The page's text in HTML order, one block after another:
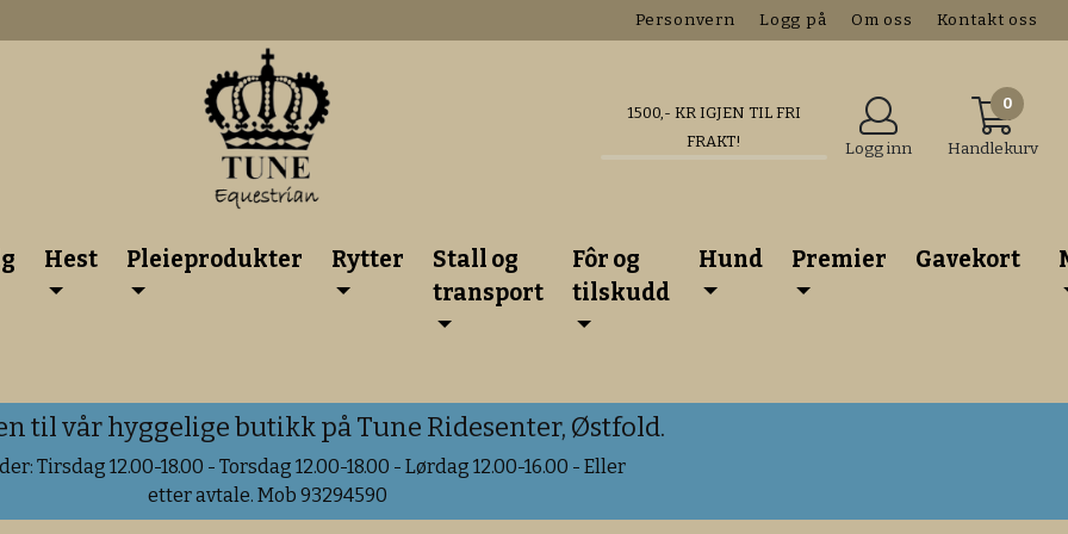
Personvern Logg på Om oss Kontakt oss
1500 ,- KR IGJEN TIL FRI
FRAKT!
Logg inn
0
Handlekurv
Hest Pleieprodukter Rytter
Stall og
transport
Fôr og
tilskudd
Hund Premier Gavekort
til vår hyggelige butikk på Tune Ridesenter, Østfold.
Tirsdag 12.00-18.00 - Torsdag 12.00-18.00 - Lørdag 12.00-16.00 - Eller
etter avtale. Mob 93294590